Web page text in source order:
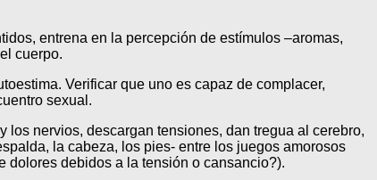
entrena en la percepción de estímulos –aromas,
cuerpo.
Verificar que uno es capaz de complacer,
sexual.
nervios, descargan tensiones, dan tregua al cerebro,
la cabeza, los pies- entre los juegos amorosos
dolores debidos a la tensión o cansancio?).